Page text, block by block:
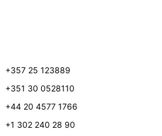
+357 25 123889
+351 30 0528110
+44 20 4577 1766
+1 302 240 28 90